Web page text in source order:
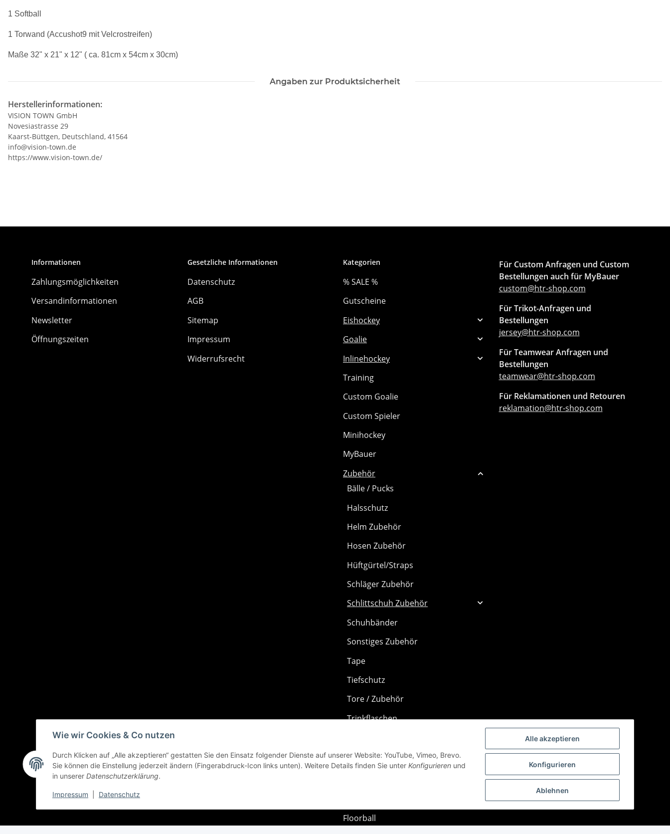
Alle akzeptieren
Konfigurieren
Ablehnen
Wie wir Cookies & Co nutzen
Durch Klicken auf „Alle akzeptieren“ gestatten Sie den Einsatz folgender Dienste auf unserer Website: YouTube, Vimeo, Brevo.
Sie können die Einstellung jederzeit ändern (Fingerabdruck-Icon links unten). Weitere Details finden Sie unter Konfigurieren und
in unserer Datenschutzerklärung.
Impressum Datenschutz
1 Softball
1 Torwand (Accushot9 mit Velcrostreifen)
Maße 32" x 21" x 12" ( ca. 81cm x 54cm x 30cm)
Angaben zur Produktsicherheit
Herstellerinformationen:
VISION TOWN GmbH
Novesiastrasse 29
Kaarst-Büttgen, Deutschland, 41564
info@vision-town.de
https://www.vision-town.de/
Informationen
Zahlungsmöglichkeiten
Versandinformationen
Newsletter
Öffnungszeiten
Gesetzliche Informationen
Datenschutz
AGB
Sitemap
Impressum
Widerrufsrecht
Kategorien
% SALE %
Gutscheine
Eishockey
Goalie
Inlinehockey
Training
Custom Goalie
Custom Spieler
Minihockey
MyBauer
Zubehör
Bälle / Pucks
Halsschutz
Helm Zubehör
Hosen Zubehör
Hüftgürtel/Straps
Schläger Zubehör
Schlittschuh Zubehör
Schuhbänder
Sonstiges Zubehör
Tape
Tiefschutz
Tore / Zubehör
Trinkflaschen
Textilien
Floorball
Für Custom Anfragen und Custom
Bestellungen auch für MyBauer
custom@htr-shop.com
Für Trikot-Anfragen und
Bestellungen
jersey@htr-shop.com
Für Teamwear Anfragen und
Bestellungen
teamwear@htr-shop.com
Für Reklamationen und Retouren
reklamation@htr-shop.com